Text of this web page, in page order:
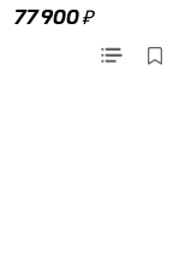
77 900₽